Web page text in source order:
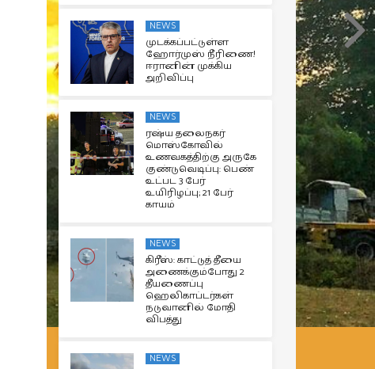
NEWS
முடக்கப்பட்டுள்ள
ஹோர்முஸ் நீரிணை!
ஈரானின் முக்கிய
அறிவிப்பு
NEWS
ரஷ்ய தலைநகர்
மொஸ்கோவில்
உணவகத்திற்கு அருகே
குண்டுவெடிப்பு: பெண்
உட்பட 3 பேர்
உயிரிழப்பு; 21 பேர்
காயம்
NEWS
கிரீஸ்: காட்டுத் தீயை
அணைக்கும்போது 2
தீயணைப்பு
ஹெலிகாப்டர்கள்
நடுவானில் மோதி
விபத்து
NEWS